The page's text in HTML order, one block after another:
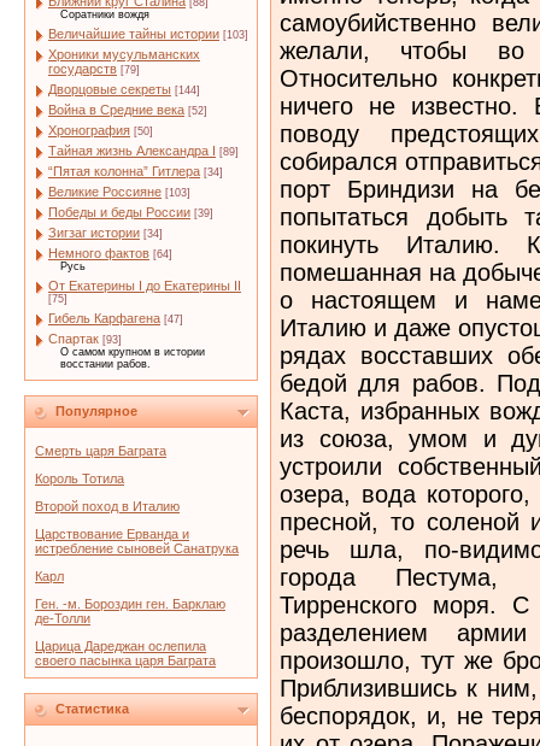
[88]
Соратники вождя
Величайшие тайны истории [103]
Хроники мусульманских
государств [79]
Дворцовые секреты [144]
Война в Средние века [52]
Хронография [50]
Тайная жизнь Александра I [89]
“Пятая колонна” Гитлера [34]
Великие Россияне [103]
Победы и беды России [39]
Зигзаг истории [34]
Немного фактов [64]
Русь
От Екатерины I до Екатерины II
[75]
Гибель Карфагена [47]
Спартак [93]
О самом крупном в истории
восстании рабов.
Популярное
Смерть царя Баграта
Король Тотила
Второй поход в Италию
Царствование Ерванда и
истребление сыновей Санатрука
Карл
Ген. -м. Бороздин ген. Барклаю
де-Толли
Царица Дареджан ослепила
своего пасынка царя Баграта
Статистика
самоубийственно
желали, чтобы
Относительно
ничего не известно.
поводу
собирался
порт Бриндизи на
попытаться
покинуть Италию.
помешанная на
о настоящем и
Италию и даже
рядах восставших
бедой для рабов.
Каста, избранных
из союза, умом и
устроили
озера, вода
пресной, то соленой
речь шла, по-
города Пестума,
Тирренского моря.
разделением
произошло, тут же
Приблизившись к
беспорядок, и, не